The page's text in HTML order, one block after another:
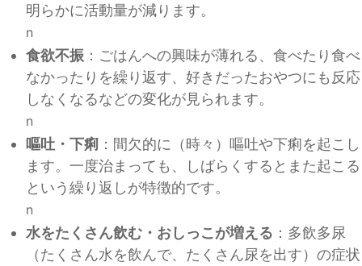
明らかに活動量が減ります。
n
食欲不振 ：ごはんへの興味が薄れる、食べたり食べ
なかったりを繰り返す、好きだったおやつにも反応
しなくなるなどの変化が見られます。
n
嘔吐・下痢 ：間欠的に（時々）嘔吐や下痢を起こし
ます。一度治まっても、しばらくするとまた起こる
という繰り返しが特徴的です。
n
水をたくさん飲む・おしっこが増える ：多飲多尿
（たくさん水を飲んで、たくさん尿を出す）の症状